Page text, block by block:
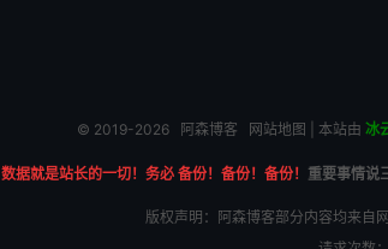
© 2019-2026 阿森博客 网站地图 | 本站由 冰
数据就是站长的一切！务必 备份！备份！备份！ 重要事情说
版权声明：阿森博客部分内容均来自